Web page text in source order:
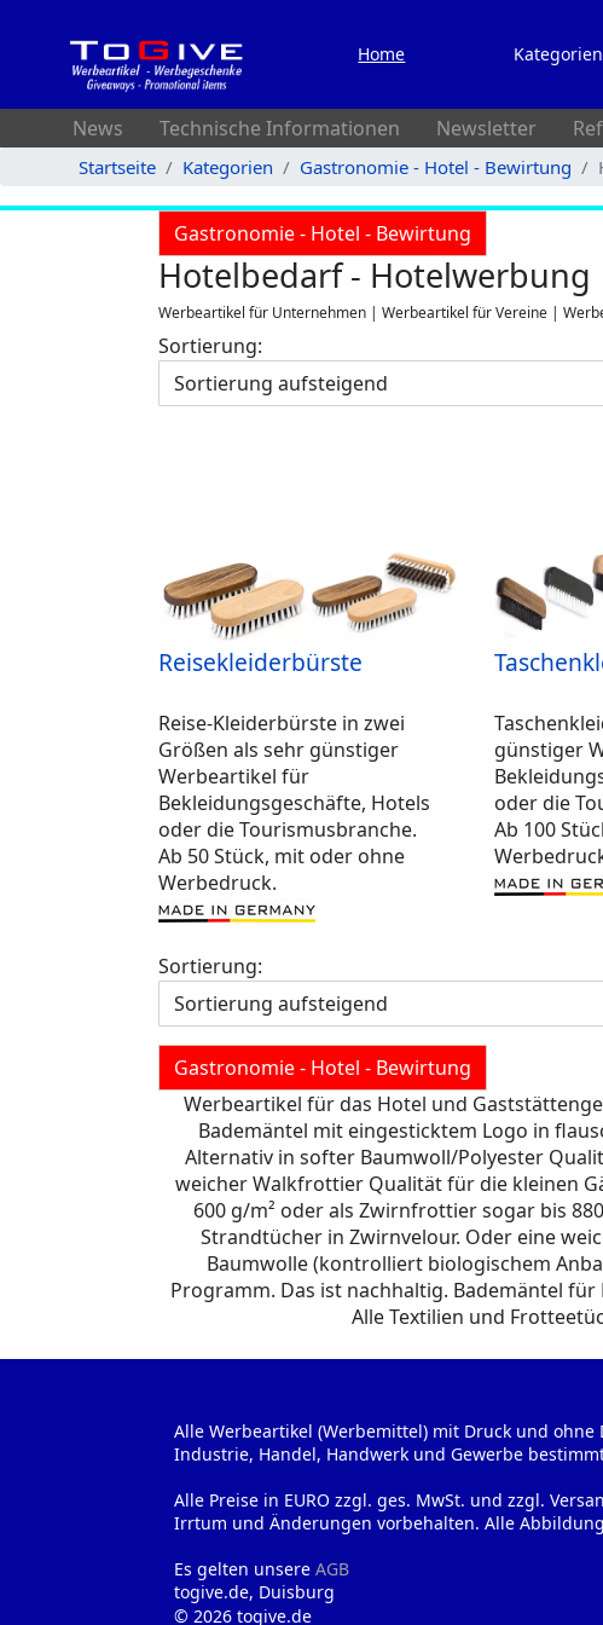
Home Kategorien
News Technische Informationen Newsletter
Startseite Kategorien Gastronomie - Hotel - Bewirtung
Gastronomie - Hotel - Bewirtung
Hotelbedarf - Hotelwerbung
Werbeartikel für Unternehmen | Werbeartikel für Vereine |
Sortierung:
Reisekleiderbürste
Reise-Kleiderbürste in zwei
Größen als sehr günstiger
Werbeartikel für
Bekleidungsgeschäfte, Hotels
oder die Tourismusbranche.
Ab 50 Stück, mit oder ohne
Werbedruck.
günstiger
oder die
Ab 100
Sortierung:
Gastronomie - Hotel - Bewirtung
Werbeartikel für das Hotel und
Bademäntel mit eingesticktem Logo in
Alternativ in softer Baumwoll/Polyester
weicher Walkfrottier Qualität für die kleinen
600 g/m² oder als Zwirnfrottier sogar bis
Strandtücher in Zwirnvelour. Oder eine
Baumwolle (kontrolliert biologischem
Programm. Das ist nachhaltig. Bademäntel
Alle Textilien und
Alle Werbeartikel (Werbemittel) mit Druck und ohne
Industrie, Handel, Handwerk und Gewerbe
Alle Preise in EURO zzgl. ges. MwSt. und zzgl.
Irrtum und Änderungen vorbehalten. Alle
Es gelten unsere AGB
togive.de, Duisburg
© 2026 togive.de